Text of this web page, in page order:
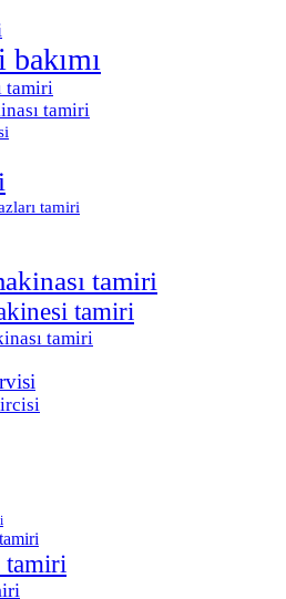
tamiri
tamiri
tamiri
tamiri
tamiri
tamiri
tamiri